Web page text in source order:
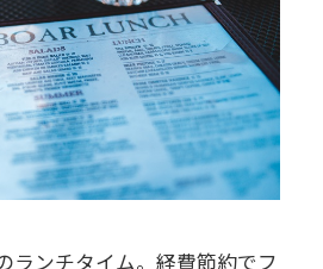
ランチタイム。経費節約でフ